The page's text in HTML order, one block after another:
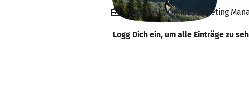
Angestellt, Online Marketing
Logg Dich ein, um alle Einträge zu